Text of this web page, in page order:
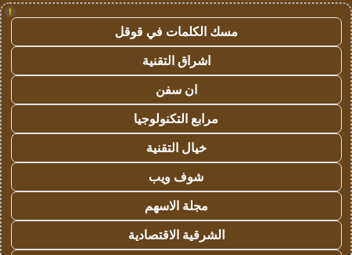
!
مسك الكلمات في قوقل
اشراق التقنية
ان سفن
مرابع التكنولوجيا
خيال التقنية
شوف ويب
مجلة الاسهم
الشرقية الاقتصادية